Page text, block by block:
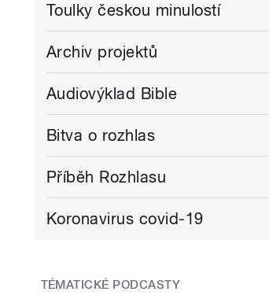
Toulky českou minulostí
Archiv projektů
Audiovýklad Bible
Bitva o rozhlas
Příběh Rozhlasu
Koronavirus covid-19
TÉMATICKÉ PODCASTY